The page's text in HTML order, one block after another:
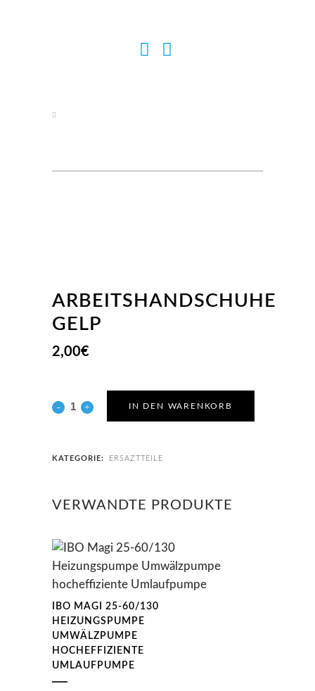
ARBEITSHANDSCHUHE
GELP
2,00€
IN DEN WARENKORB
KATEGORIE: ERSAZTTEILE
VERWANDTE PRODUKTE
IBO MAGI 25-60/130
HEIZUNGSPUMPE
UMWÄLZPUMPE
HOCHEFFIZIENTE
UMLAUFPUMPE